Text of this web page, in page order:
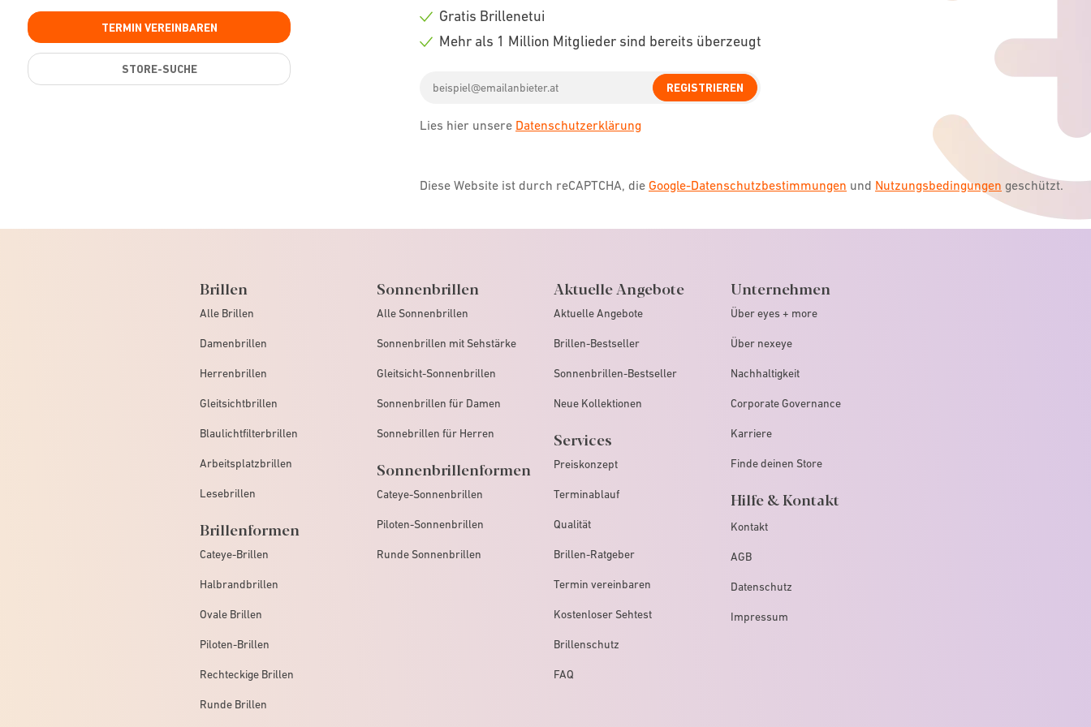
TERMIN VEREINBAREN
STORE-SUCHE
Check
Check
Gratis Brillenetui
Mehr als 1 Million Mitglieder sind bereits überzeugt
address
REGISTRIEREN
Lies hier unsere Datenschutzerklärung
Diese Website ist durch reCAPTCHA, die Google-Datenschutzbestimmungen und Nutzungsbedingungen geschützt.
Brillen
Alle Brillen
Damenbrillen
Herrenbrillen
Gleitsichtbrillen
Blaulichtfilterbrillen
Arbeitsplatzbrillen
Lesebrillen
Brillenformen
Cateye-Brillen
Halbrandbrillen
Ovale Brillen
Piloten-Brillen
Rechteckige Brillen
Runde Brillen
Sonnenbrillen
Alle Sonnenbrillen
Sonnenbrillen mit Sehstärke
Gleitsicht-Sonnenbrillen
Sonnenbrillen für Damen
Sonnebrillen für Herren
Sonnenbrillenformen
Cateye-Sonnenbrillen
Piloten-Sonnenbrillen
Runde Sonnenbrillen
Aktuelle Angebote
Aktuelle Angebote
Brillen-Bestseller
Sonnenbrillen-Bestseller
Neue Kollektionen
Services
Preiskonzept
Terminablauf
Qualität
Brillen-Ratgeber
Termin vereinbaren
Kostenloser Sehtest
Brillenschutz
FAQ
Unternehmen
Über eyes + more
Über nexeye
Nachhaltigkeit
Corporate Governance
Karriere
Finde deinen Store
Hilfe & Kontakt
Kontakt
AGB
Datenschutz
Impressum